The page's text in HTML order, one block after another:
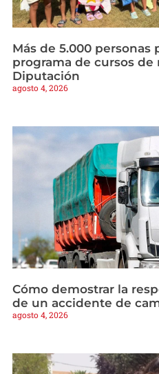
Más de 5.000 personas
programa de cursos de
Diputación
agosto 4, 2026
Cómo demostrar la
de un accidente de
agosto 4, 2026